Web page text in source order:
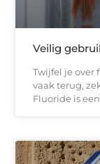
Veilig
Twijfel je over
vaak terug,
Fluoride is